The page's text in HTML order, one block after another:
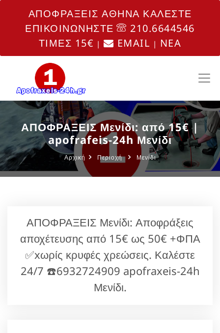
ΑΠΟΦΡΑΞΕΙΣ ΑΘΗΝΑ ΚΑΛΕΣΤΕ
ΕΠΙΚΟΙΝΩΝΗΣΤΕ
210.6644546
ΤΙΜΕΣ 15€ | EMAIL | NEA
ΑΠΟΦΡΑΞΕΙΣ Μενίδι: από 15€ |
apofrafeis-24h Μενίδι
Αρχική Περιοχή Μενίδι
ΑΠΟΦΡΑΞΕΙΣ Μενίδι: Αποφράξεις
αποχέτευσης από 15€ ως 50€ +ΦΠΑ
✅xωρίς κρυφές χρεώσεις. Καλέστε
24/7 ☎️6932724909 apofraxeis-24h
Μενίδι.